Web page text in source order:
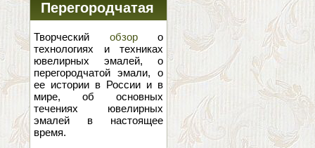
Перегородчатая
эмаль
Творческий обзоро
технологиях и техниках
ювелирных эмалей, о
перегородчатой эмали, о
ее истории в России и в
мире, об основных
течениях ювелирных
эмалей в настоящее
время.